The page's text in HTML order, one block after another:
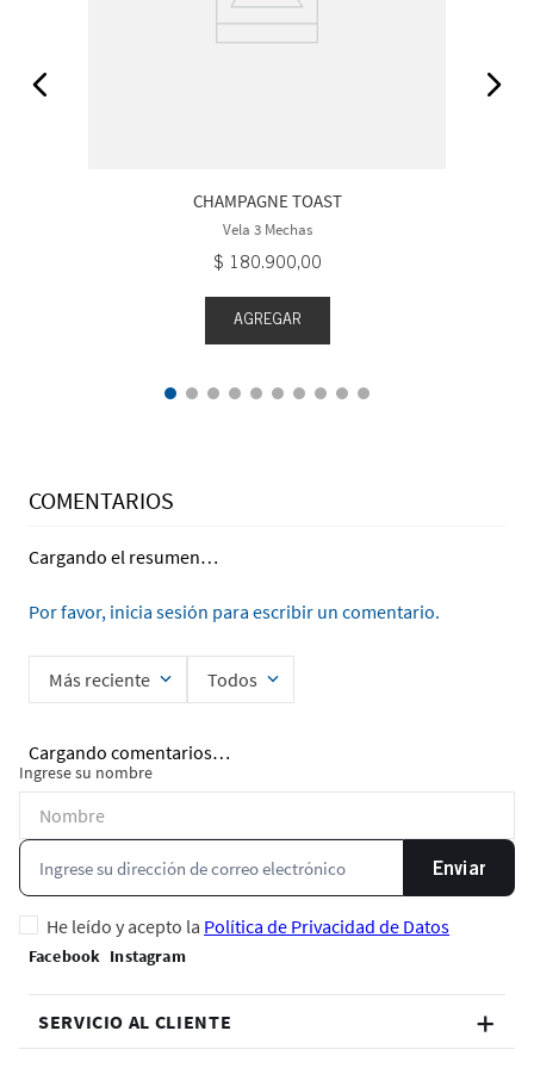
CHAMPAGNE TOAST
Vela 3 Mechas
$ 180.900,00
AGREGAR
COMENTARIOS
Cargando el resumen…
Por favor, inicia sesión para escribir un comentario.
Más reciente Todos
Cargando comentarios…
Ingrese su nombre
Enviar
He leído y acepto la Política de Privacidad de Datos
SERVICIO AL CLIENTE